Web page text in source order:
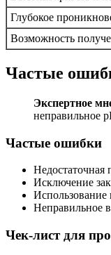
Глубокое
Возможность
Частые
Экспертное
неправильное
Частые ошибки
Исключение
Использование
Неправильное
Чек-лист для